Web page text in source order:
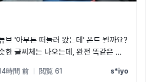
브 '아무튼 떠들러 왔는데' 폰트 뭘까요?
한 글씨체는 나오는데, 완전 똑같은 폰
時間 前 閲覧 61 s*iyo